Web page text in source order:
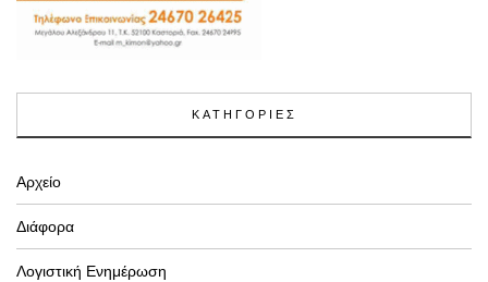
ΚΑΤΗΓΟΡΙΕΣ
Αρχείο
Διάφορα
Λογιστική Ενημέρωση